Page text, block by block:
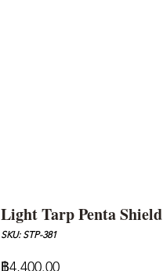
Light Tarp Penta Shield
SKU: STP-381
฿4,400.00ราคา